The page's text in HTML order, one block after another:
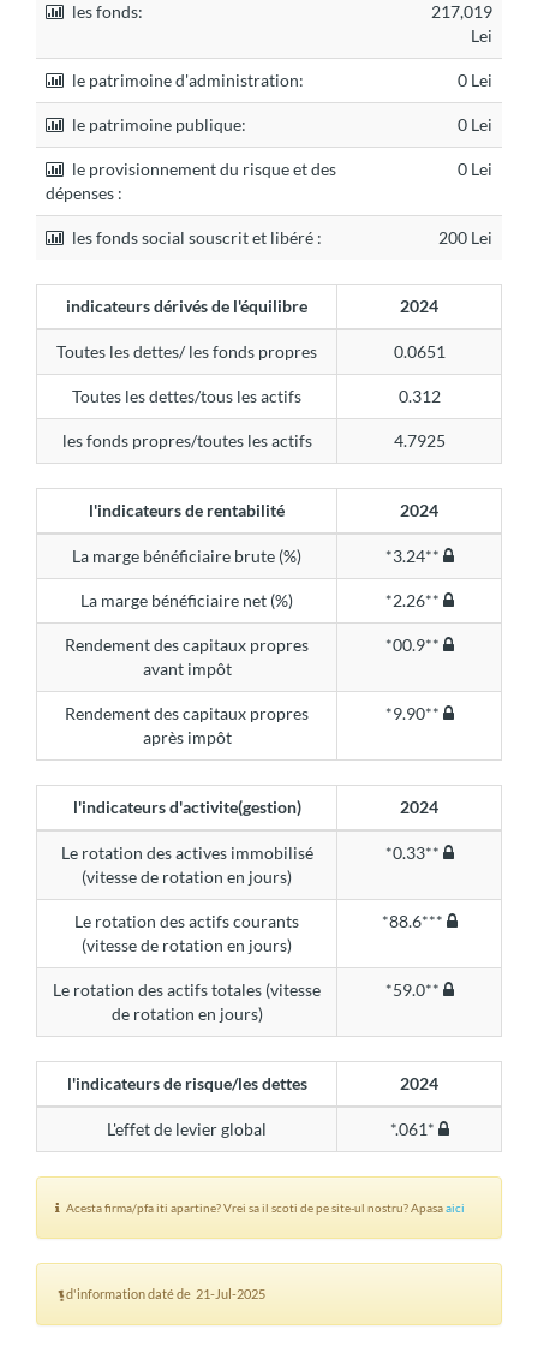
les fonds:
217,019
Lei
le patrimoine d'administration: 0 Lei
le patrimoine publique: 0 Lei
le provisionnement du risque et des
dépenses :
0 Lei
les fonds social souscrit et libéré : 200 Lei
indicateurs dérivés de l'équilibre 2024
Toutes les dettes/ les fonds propres 0.0651
Toutes les dettes/tous les actifs 0.312
les fonds propres/toutes les actifs 4.7925
l'indicateurs de rentabilité 2024
La marge bénéficiaire brute (%) *3.24**
La marge bénéficiaire net (%) *2.26**
Rendement des capitaux propres
avant impôt
*00.9**
Rendement des capitaux propres
après impôt
*9.90**
l'indicateurs d'activite(gestion) 2024
Le rotation des actives immobilisé
(vitesse de rotation en jours)
*0.33**
Le rotation des actifs courants
(vitesse de rotation en jours)
*88.6***
Le rotation des actifs totales (vitesse
de rotation en jours)
*59.0**
l'indicateurs de risque/les dettes 2024
L'effet de levier global *.061*
Acesta firma/pfa iti apartine? Vrei sa il scoti de pe site-ul nostru? Apasaaici
d'information daté de 21-Jul-2025